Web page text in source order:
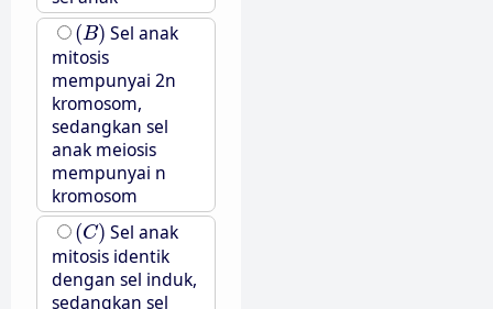
(B)
(B) Sel anak
mitosis
mempunyai 2n
kromosom,
sedangkan sel
anak meiosis
mempunyai n
kromosom
(C)
(C) Sel anak
mitosis identik
dengan sel induk,
sedangkan sel